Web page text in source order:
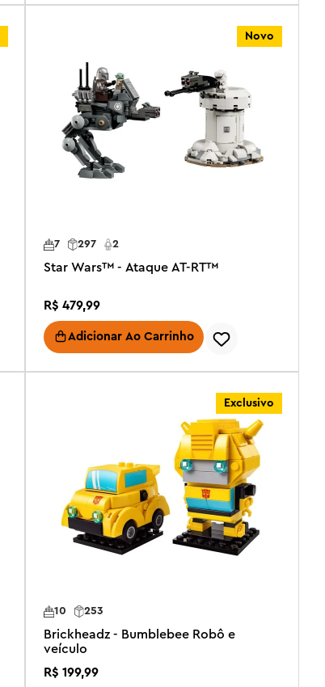
Novo
2
7 297
Star Wars™ - Ataque AT-RT™
R$ 479,99
Adicionar Ao Carrinho
Exclusivo
10 253
Brickheadz - Bumblebee Robô e
veículo
R$ 199,99